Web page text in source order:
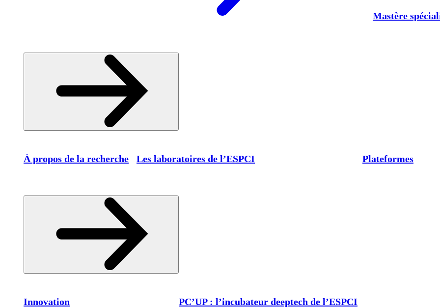
Mastère
À propos de la recherche Les laboratoires de l’ESPCI Plateformes
Innovation PC’UP : l’incubateur deeptech de l’ESPCI